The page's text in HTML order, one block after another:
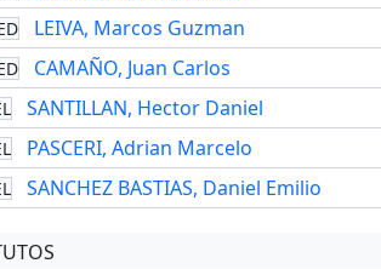
LEIVA, Marcos Guzman
CAMAÑO, Juan Carlos
SANTILLAN, Hector Daniel
PASCERI, Adrian Marcelo
SANCHEZ BASTIAS, Daniel Emilio